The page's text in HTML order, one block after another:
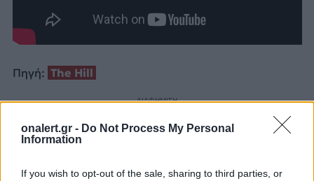
onalert.gr - Do Not Process My Personal
Information
If you wish to opt-out of the sale, sharing to third parties, or
Πηγή: The Hill
ΔΙΑΦΗΜΙΣΗ